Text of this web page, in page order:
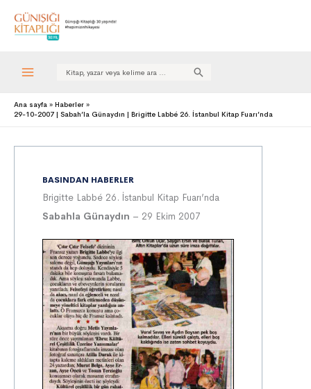
Search
Ana sayfa
Haberler
29-10-2007 | Sabah’la Günaydın | Brigitte Labbé 26. İstanbul Kitap Fuarı’nda
BASINDAN HABERLER
Brigitte Labbé 26. İstanbul Kitap Fuarı’nda
Sabahla Günaydın – 29 Ekim 2007